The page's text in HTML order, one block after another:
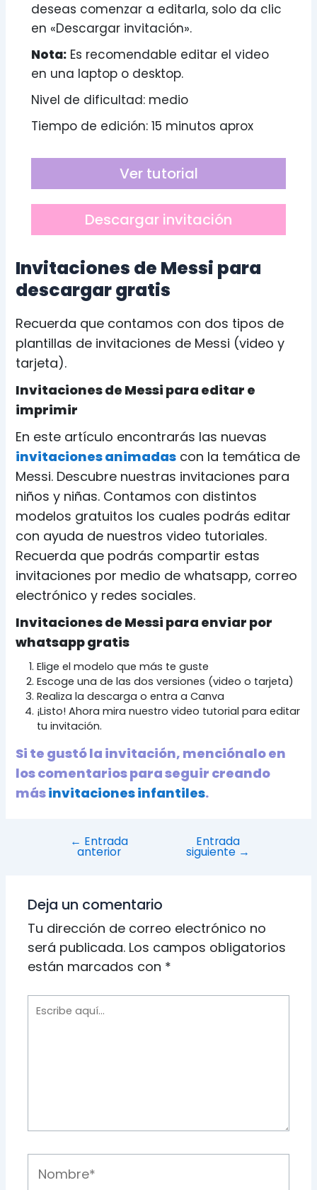
deseas comenzar a editarla, solo da clic
en «Descargar invitación».
Nota: Es recomendable editar el video
en una laptop o desktop.
Nivel de dificultad: medio
Tiempo de edición: 15 minutos aprox
Ver tutorial
Descargar invitación
Invitaciones de Messi para
descargar gratis
Recuerda que contamos con dos tipos de
plantillas de invitaciones de Messi (video y
tarjeta).
Invitaciones de Messi para editar e
imprimir
En este artículo encontrarás las nuevas
invitaciones animadas con la temática de
Messi. Descubre nuestras invitaciones para
niños y niñas. Contamos con distintos
modelos gratuitos los cuales podrás editar
con ayuda de nuestros video tutoriales.
Recuerda que podrás compartir estas
invitaciones por medio de whatsapp, correo
electrónico y redes sociales.
Invitaciones de Messi para enviar por
whatsapp gratis
Elige el modelo que más te guste
Escoge una de las dos versiones (video o tarjeta)
Realiza la descarga o entra a Canva
¡Listo! Ahora mira nuestro video tutorial para editar
tu invitación.
Si te gustó la invitación, menciónalo en
los comentarios para seguir creando
másinvitaciones infantiles.
Navegación
← Entrada
anterior
Entrada
siguiente →
Deja un comentario
Tu dirección de correo electrónico no
será publicada. Los campos obligatorios
están marcados con *
aquí...